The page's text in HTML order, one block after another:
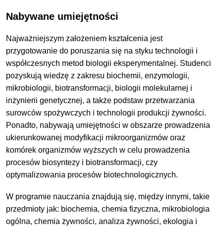
Nabywane umiejętności
Najważniejszym założeniem kształcenia jest
przygotowanie do poruszania się na styku technologii i
współczesnych metod biologii eksperymentalnej. Studenci
pozyskują wiedzę z zakresu biochemii, enzymologii,
mikrobiologii, biotransformacji, biologii molekularnej i
inżynierii genetycznej, a także podstaw przetwarzania
surowców spożywczych i technologii produkcji żywności.
Ponadto, nabywają umiejętności w obszarze prowadzenia
ukierunkowanej modyfikacji mikroorganizmów oraz
komórek organizmów wyższych w celu prowadzenia
procesów biosyntezy i biotransformacji, czy
optymalizowania procesów biotechnologicznych.
W programie nauczania znajdują się, między innymi, takie
przedmioty jak: biochemia, chemia fizyczna, mikrobiologia
ogólna, chemia żywności, analiza żywności, ekologia i